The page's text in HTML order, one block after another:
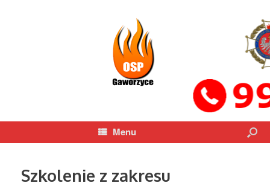
Menu
Szkolenie z zakresu